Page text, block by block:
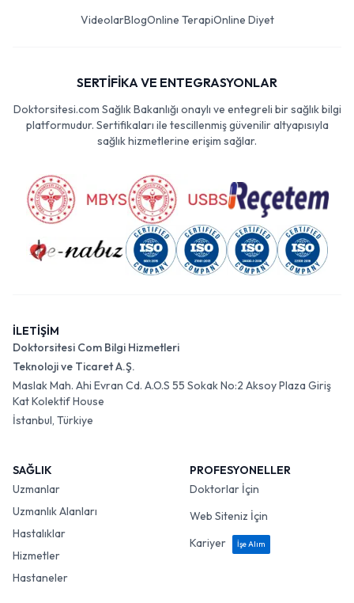
VideolarBlogOnline TerapiOnline Diyet
SERTİFİKA VE ENTEGRASYONLAR
Doktorsitesi.com Sağlık Bakanlığı onaylı ve entegreli bir sağlık bilgi
platformudur. Sertifikaları ile tescillenmiş güvenilir altyapısıyla
sağlık hizmetlerine erişim sağlar.
İLETİŞİM
Doktorsitesi Com Bilgi Hizmetleri
Teknoloji ve Ticaret A.Ş.
Maslak Mah. Ahi Evran Cd. A.O.S 55 Sokak No:2 Aksoy Plaza Giriş
Kat Kolektif House
İstanbul, Türkiye
SAĞLIK
Uzmanlar
Uzmanlık Alanları
Hastalıklar
Hizmetler
Hastaneler
PROFESYONELLER
Doktorlar İçin
Web Siteniz İçin
Kariyer
İşe Alım